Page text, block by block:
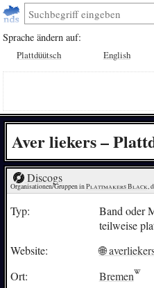
Sprache ändern auf:
Plattdüütsch English
Aver liekers –
Discogs
Organisationen/Gruppen in Plattmakers Black,
Typ:
Band oder
teilweise
Website:
🌐
Ort:
Bremen